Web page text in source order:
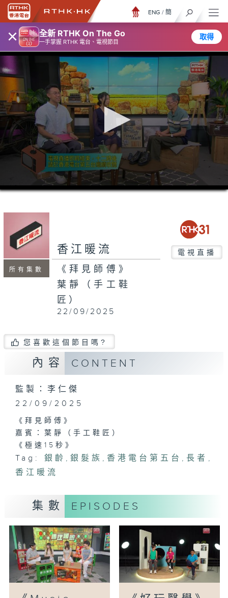
× 全新 RTHK On The Go
一手掌握 RTHK 電台、電視節目
取得
ENG / 簡
0
seconds
seconds
所有集數
香江暖流 電視直播
《拜見師傅》
葉靜（手工鞋
匠）
22/09/2025
您喜歡這個節目嗎?
內容 CONTENT
監製：李仁傑
22/09/2025
《拜見師傅》
嘉賓：葉靜（手工鞋匠）
《極速15秒》
Tag: 銀齡 , 銀髮族 , 香港電台第五台 ,長者 ,
香江暖流
集數 EPISODES